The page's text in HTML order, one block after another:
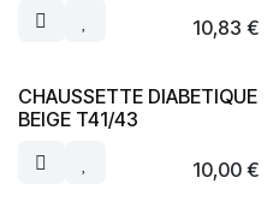
10,83 €
CHAUSSETTE DIABETIQUE
BEIGE T41/43
10,00€